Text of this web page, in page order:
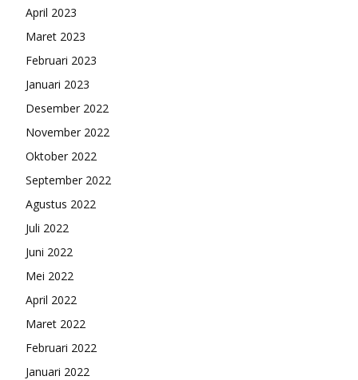
April 2023
Maret 2023
Februari 2023
Januari 2023
Desember 2022
November 2022
Oktober 2022
September 2022
Agustus 2022
Juli 2022
Juni 2022
Mei 2022
April 2022
Maret 2022
Februari 2022
Januari 2022